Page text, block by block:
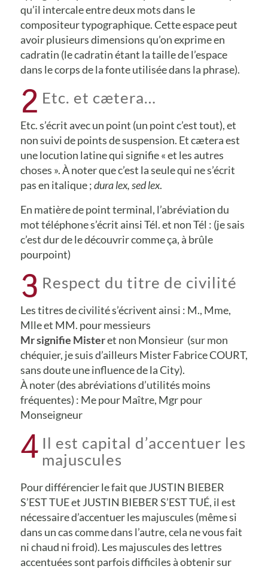
qu’il intercale entre deux mots dans le
compositeur typographique. Cette espace peut
avoir plusieurs dimensions qu’on exprime en
cadratin (le cadratin étant la taille de l’espace
dans le corps de la fonte utilisée dans la phrase).
2 Etc. et cætera…
Etc. s’écrit avec un point (un point c’est tout), et
non suivi de points de suspension. Et cætera est
une locution latine qui signifie « et les autres
choses ». À noter que c’est la seule qui ne s’écrit
pas en italique ;dura lex, sed lex.
En matière de point terminal, l’abréviation du
mot téléphone s’écrit ainsi Tél. et non Tél : (je sais
c’est dur de le découvrir comme ça, à brûle
pourpoint)
3 Respect du titre de civilité
Les titres de civilité s’écrivent ainsi : M., Mme,
Mlle et MM. pour messieurs
Mr signifie Misteret non Monsieur (sur mon
chéquier, je suis d’ailleurs Mister Fabrice COURT,
sans doute une influence de la City).
À noter (des abréviations d’utilités moins
fréquentes) : Me pour Maître, Mgr pour
Monseigneur
4 Il est capital d’accentuer les
majuscules
Pour différencier le fait que JUSTIN BIEBER
S’EST TUE et JUSTIN BIEBER S’EST TUÉ, il est
nécessaire d’accentuer les majuscules (même si
dans un cas comme dans l’autre, cela ne vous fait
ni chaud ni froid). Les majuscules des lettres
accentuées sont parfois difficiles à obtenir sur